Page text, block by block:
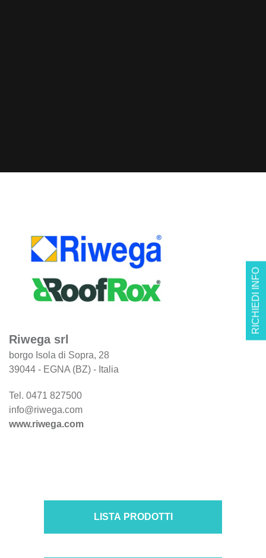
RICHIEDI INFO
Riwega srl
borgo Isola di Sopra, 28
39044 - EGNA (BZ) - Italia
Tel. 0471 827500
info@riwega.com
www.riwega.com
LISTA PRODOTTI